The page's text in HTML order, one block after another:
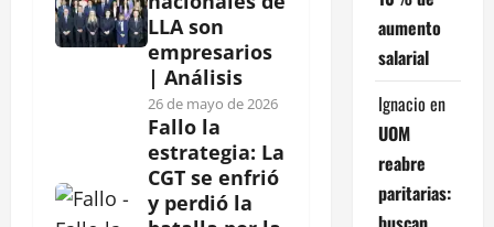
LLA son
empresarios
| Análisis
26 de mayo de 2026
Fallo la
estrategia: La
CGT se enfrió
y perdió la
aumento
salarial
Ignacio en
UOM
reabre
paritarias: